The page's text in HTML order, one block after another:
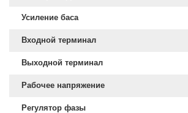
Усиление баса
Входной терминал
Выходной терминал
Рабочее напряжение
Регулятор фазы